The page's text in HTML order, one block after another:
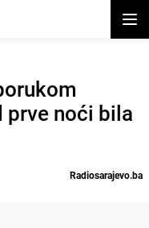
prve noći bila
Radiosarajevo.ba